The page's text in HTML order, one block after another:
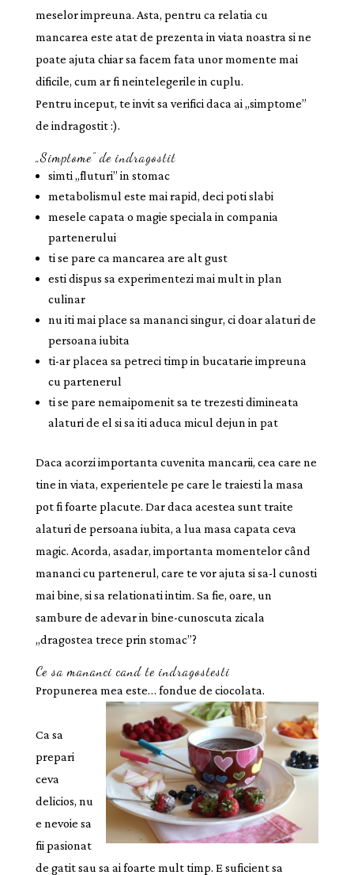
meselor impreuna. Asta, pentru ca relatia cu
mancarea este atat de prezenta in viata noastra si ne
poate ajuta chiar sa facem fata unor momente mai
dificile, cum ar fi neintelegerile in cuplu.
Pentru inceput, te invit sa verifici daca ai „simptome”
de indragostit :).
„Simptome” de indragostit
simti „fluturi” in stomac
metabolismul este mai rapid, deci poti slabi
mesele capata o magie speciala in compania
partenerului
ti se pare ca mancarea are alt gust
esti dispus sa experimentezi mai mult in plan
culinar
nu iti mai place sa mananci singur, ci doar alaturi de
persoana iubita
ti-ar placea sa petreci timp in bucatarie impreuna
cu partenerul
ti se pare nemaipomenit sa te trezesti dimineata
alaturi de el si sa iti aduca micul dejun in pat
Daca acorzi importanta cuvenita mancarii, cea care ne
tine in viata, experientele pe care le traiesti la masa
pot fi foarte placute. Dar daca acestea sunt traite
alaturi de persoana iubita, a lua masa capata ceva
magic. Acorda, asadar, importanta momentelor când
mananci cu partenerul, care te vor ajuta si sa-l cunosti
mai bine, si sa relationati intim. Sa fie, oare, un
sambure de adevar in bine-cunoscuta zicala
„dragostea trece prin stomac”?
Ce sa mananci cand te indragostesti
Propunerea mea este… fondue de ciocolata.
Ca sa
prepari
ceva
delicios, nu
e nevoie sa
fii pasionat
de gatit sau sa ai foarte mult timp. E suficient sa